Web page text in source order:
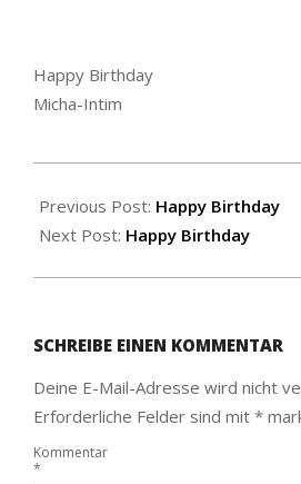
Happy Birthday
Micha-Intim
03-
17
Previous Post: Happy Birthday
Next Post: Happy Birthday
SCHREIBE EINEN KOMMENTAR
Deine E-Mail-Adresse wird nicht
Erforderliche Felder sind mit *
Kommentar
*